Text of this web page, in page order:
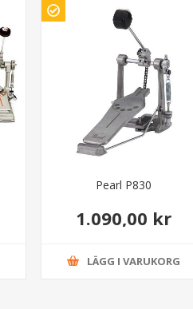
Pearl P830
1.090,00 kr
LÄGG I VARUKORG